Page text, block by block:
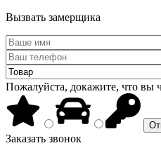
Вызвать замерщика
Пожалуйста, докажите, что вы
Заказать звонок